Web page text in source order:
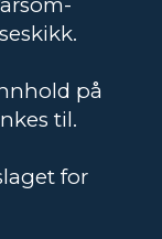
på
til.
for